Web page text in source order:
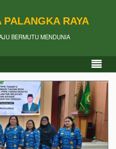
PALANGKA RAYA
BERMUTU MENDUNIA